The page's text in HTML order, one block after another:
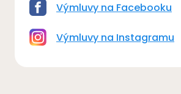
Výmluvy na Facebooku
Výmluvy na Instagramu